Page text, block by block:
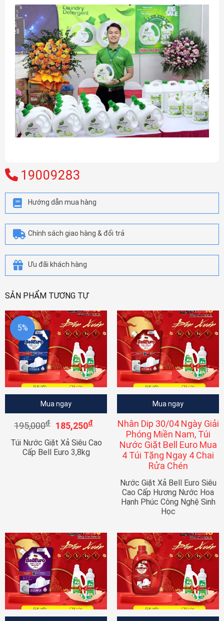
19009283
Hướng dẫn mua hàng
Chính sách giao hàng & đổi trả
Ưu đãi khách hàng
SẢN PHẨM TƯƠNG TỰ
5%
Mua ngay
195,000đ 185,250đ
Túi Nước Giặt Xả Siêu Cao
Cấp Bell Euro 3,8kg
Mua ngay
Nhân Dip 30/04 Ngày Giải
Phóng Miền Nam, Túi
Nước Giặt Bell Euro Mua
4 Túi Tặng Ngay 4 Chai
Rửa Chén
Nước Giặt Xả Bell Euro Siêu
Cao Cấp Hương Nước Hoa
Hạnh Phúc Công Nghệ Sinh
Học